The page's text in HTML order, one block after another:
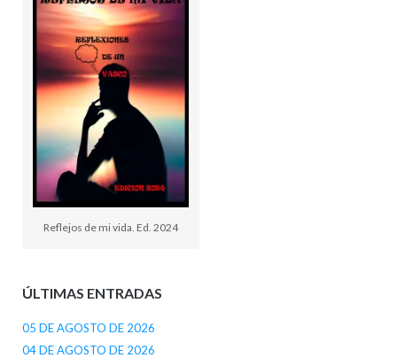
Reflejos de mi vida. Ed. 2024
ÚLTIMAS ENTRADAS
05 DE AGOSTO DE 2026
04 DE AGOSTO DE 2026